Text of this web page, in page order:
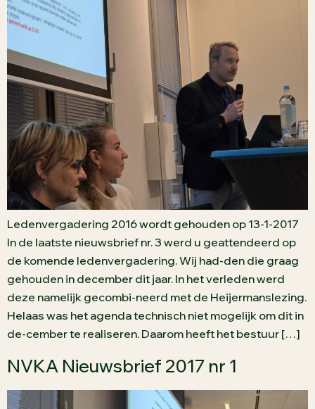
Ledenvergadering 2016 wordt gehouden op 13-1-2017
In de laatste nieuwsbrief nr. 3 werd u geattendeerd op
de komende ledenvergadering. Wij had-den die graag
gehouden in december dit jaar. In het verleden werd
deze namelijk gecombi-neerd met de Heijermanslezing.
Helaas was het agenda technisch niet mogelijk om dit in
de-cember te realiseren. Daarom heeft het bestuur […]
NVKA Nieuwsbrief 2017 nr 1